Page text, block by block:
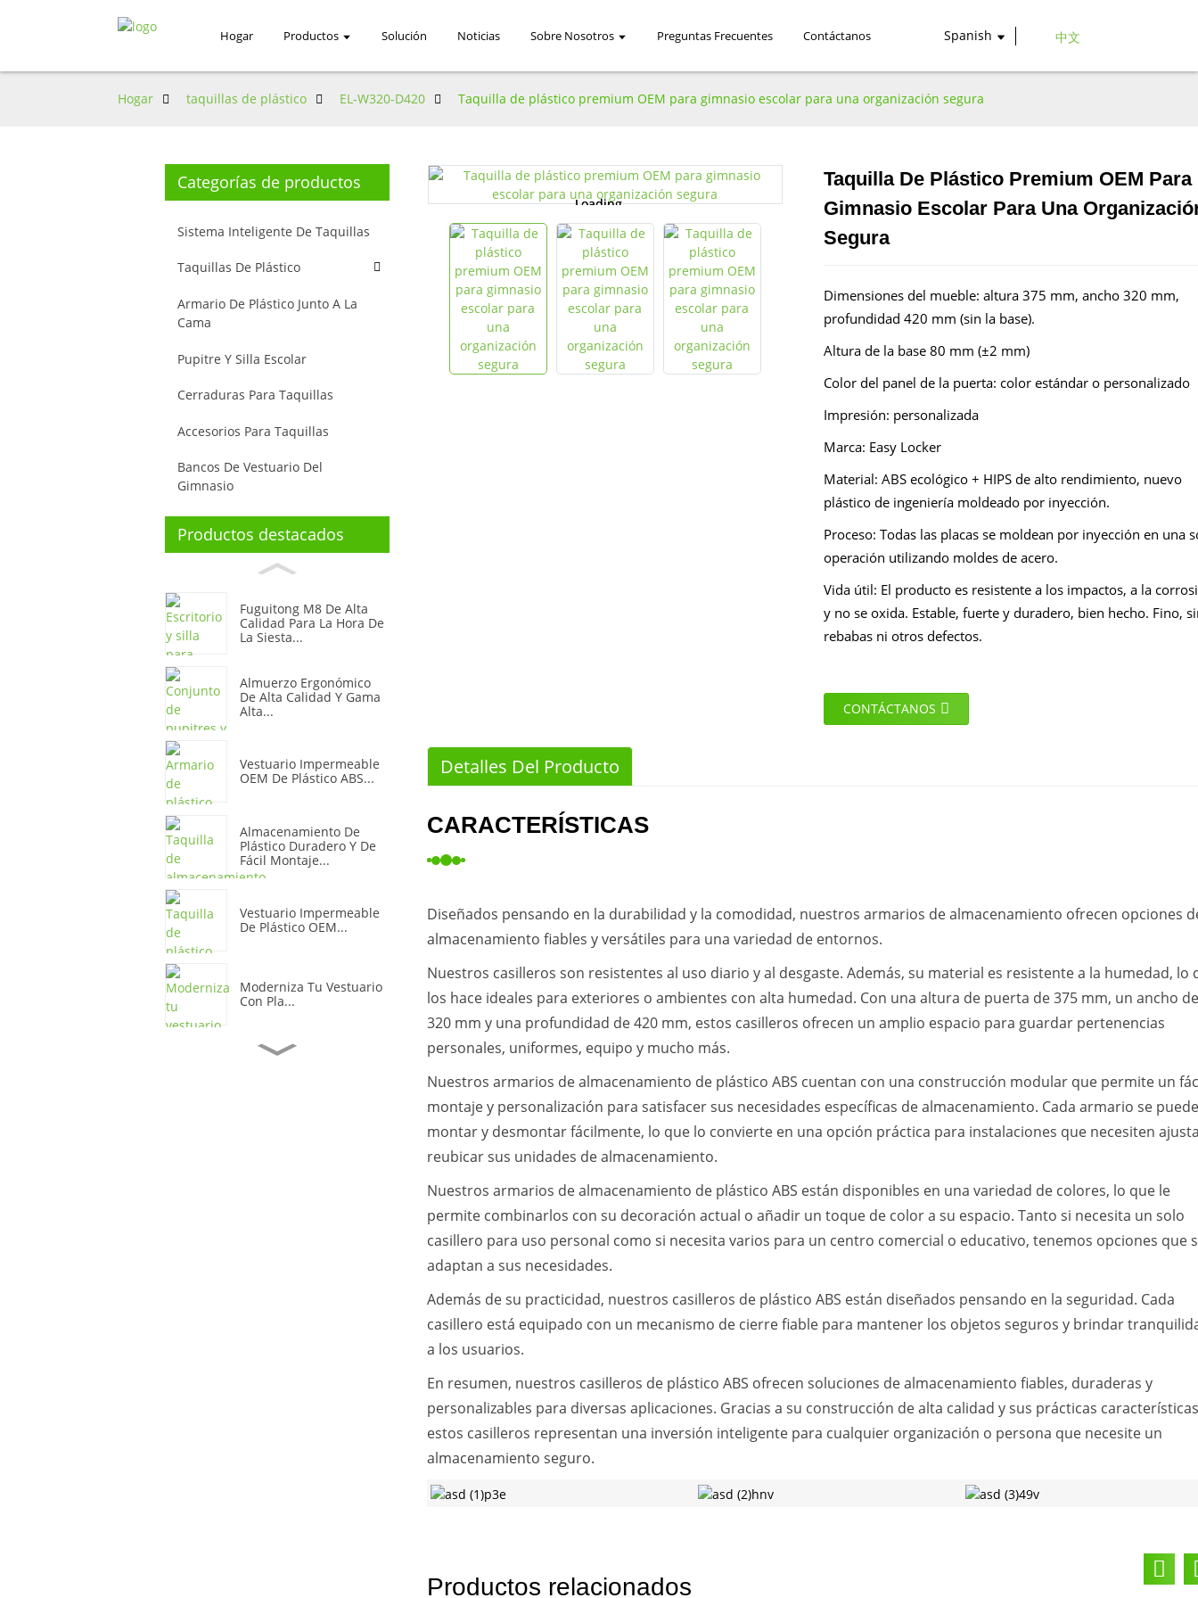
Hogar Productos Solución Noticias Sobre Nosotros Preguntas Frecuentes Contáctanos Spanish 中文
Hogar taquillas de plástico EL-W320-D420 Taquilla de plástico premium OEM para gimnasio escolar para una organización segura
Categorías de productos
Sistema Inteligente De Taquillas
Taquillas De Plástico
Armario De Plástico Junto A La
Cama
Pupitre Y Silla Escolar
Cerraduras Para Taquillas
Accesorios Para Taquillas
Bancos De Vestuario Del
Gimnasio
Productos destacados
Fuguitong M8 De Alta
Calidad Para La Hora De
La Siesta...
Almuerzo Ergonómico
De Alta Calidad Y Gama
Alta...
Vestuario Impermeable
OEM De Plástico ABS...
Almacenamiento De
Plástico Duradero Y De
Fácil Montaje...
Vestuario Impermeable
De Plástico OEM...
Moderniza Tu Vestuario
Con Pla...
Armario De
Almacenamiento De
Loading...
Loading... Loading...
Loading...
Taquilla De Plástico Premium OEM Para
Gimnasio Escolar Para Una
Segura
Dimensiones del mueble: altura 375 mm, ancho 320 mm,
profundidad 420 mm (sin la base).
Altura de la base 80 mm (±2 mm)
Color del panel de la puerta: color estándar o personalizado
Impresión: personalizada
Marca: Easy Locker
Material: ABS ecológico + HIPS de alto rendimiento, nuevo
plástico de ingeniería moldeado por inyección.
Proceso: Todas las placas se moldean por inyección en una
operación utilizando moldes de acero.
Vida útil: El producto es resistente a los impactos, a la
y no se oxida. Estable, fuerte y duradero, bien hecho. Fino,
rebabas ni otros defectos.
CONTÁCTANOS
Detalles Del Producto
CARACTERÍSTICAS
Diseñados pensando en la durabilidad y la comodidad, nuestros armarios de almacenamiento ofrecen opciones
almacenamiento fiables y versátiles para una variedad de entornos.
Nuestros casilleros son resistentes al uso diario y al desgaste. Además, su material es resistente a la humedad, lo
los hace ideales para exteriores o ambientes con alta humedad. Con una altura de puerta de 375 mm, un ancho de
320 mm y una profundidad de 420 mm, estos casilleros ofrecen un amplio espacio para guardar pertenencias
personales, uniformes, equipo y mucho más.
Nuestros armarios de almacenamiento de plástico ABS cuentan con una construcción modular que permite un
montaje y personalización para satisfacer sus necesidades específicas de almacenamiento. Cada armario se puede
montar y desmontar fácilmente, lo que lo convierte en una opción práctica para instalaciones que necesiten
reubicar sus unidades de almacenamiento.
Nuestros armarios de almacenamiento de plástico ABS están disponibles en una variedad de colores, lo que le
permite combinarlos con su decoración actual o añadir un toque de color a su espacio. Tanto si necesita un solo
casillero para uso personal como si necesita varios para un centro comercial o educativo, tenemos opciones que
adaptan a sus necesidades.
Además de su practicidad, nuestros casilleros de plástico ABS están diseñados pensando en la seguridad. Cada
casillero está equipado con un mecanismo de cierre fiable para mantener los objetos seguros y brindar
a los usuarios.
En resumen, nuestros casilleros de plástico ABS ofrecen soluciones de almacenamiento fiables, duraderas y
personalizables para diversas aplicaciones. Gracias a su construcción de alta calidad y sus prácticas
estos casilleros representan una inversión inteligente para cualquier organización o persona que necesite un
almacenamiento seguro.
Productos relacionados